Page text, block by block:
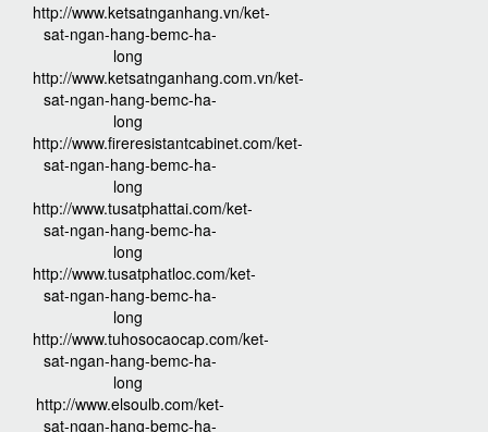
http://www.ketsatnganhang.vn/ket-
sat-ngan-hang-bemc-ha-
long
http://www.ketsatnganhang.com.vn/ket-
sat-ngan-hang-bemc-ha-
long
http://www.fireresistantcabinet.com/ket-
sat-ngan-hang-bemc-ha-
long
http://www.tusatphattai.com/ket-
sat-ngan-hang-bemc-ha-
long
http://www.tusatphatloc.com/ket-
sat-ngan-hang-bemc-ha-
long
http://www.tuhosocaocap.com/ket-
sat-ngan-hang-bemc-ha-
long
http://www.elsoulb.com/ket-
sat-ngan-hang-bemc-ha-